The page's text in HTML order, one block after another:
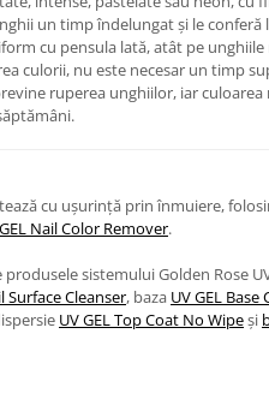
un timp îndelungat și le conferă
cu pensula lată, atât pe
culorii, nu este necesar un timp
ruperea unghiilor, iar culoarea
cu ușurință prin înmuiere,
Nail Color Remover.
sistemului Golden Rose
Surface Cleanser, baza UV GEL Base
UV GEL Top Coat No Wipeși